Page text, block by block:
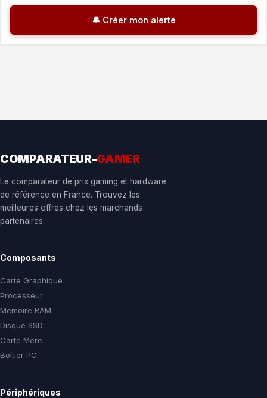
🔔 Créer mon alerte
COMPARATEUR-GAMER
Le comparateur de prix gaming et hardware
de référence en France. Trouvez les
meilleures offres chez les marchands
partenaires.
Composants
Carte Graphique
Processeur
Memoire RAM
Disque SSD
Carte Mère
Boîtier PC
Périphériques